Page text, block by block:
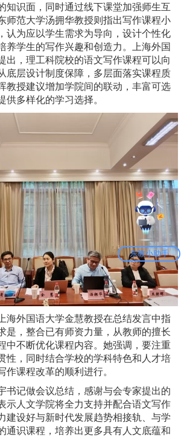
知识面，同时通过线下课堂加强师生互
师范大学汤拥华教授则指出写作课程小
认为应以学生需求为导向，设计个性化
养学生的写作兴趣和创造力。上海外国
出，理工科院校的语文写作课程可以向
底层设计制度保障，多层面落实课程质
教授建议增加学院间的联动，丰富可选
供多样化的学习选择。
海外国语大学金慧教授在总结发言中指
是，整合已有师资力量，从教师的擅长
中不断优化课程内容。她强调，要注重
性，同时结合学校的学科特色和人才培
作课程改革的顺利进行。
书记做会议总结，感谢与会专家提出的
示人文学院将全力支持并配合语文写作
建设好与新时代发展趋势相接轨、与学
通识课程，培养出更多具有人文底蕴和
东教小助手